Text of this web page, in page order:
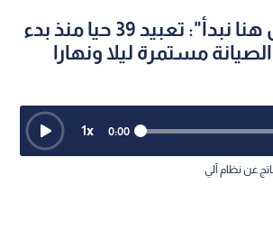
العرجان لـ"من هنا نبدأ": تعبيد 39 حيا منذ بدء
مستمرة ليلا ونهارا
0:00
1x
عن نظام آلي